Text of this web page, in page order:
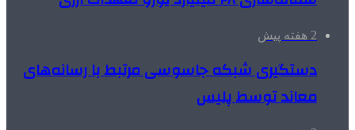
2 هفته پیش
دستگیری شبکه جاسوسی مرتبط با رسانه‌های
معاند توسط پلیس